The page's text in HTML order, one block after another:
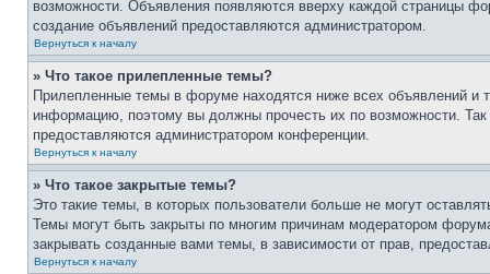
возможности. Объявления появляются вверху каждой страницы
создание объявлений предоставляются администратором.
Вернуться к началу
» Что такое прилепленные темы?
Прилепленные темы в форуме находятся ниже всех объявлений и
информацию, поэтому вы должны прочесть их по возможности.
предоставляются администратором конференции.
Вернуться к началу
» Что такое закрытые темы?
Это такие темы, в которых пользователи больше не могут
Темы могут быть закрыты по многим причинам модератором
закрывать созданные вами темы, в зависимости от прав,
Вернуться к началу